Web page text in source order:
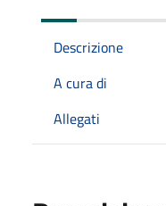
Descrizione
A cura di
Allegati